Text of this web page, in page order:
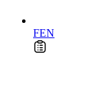
FEN